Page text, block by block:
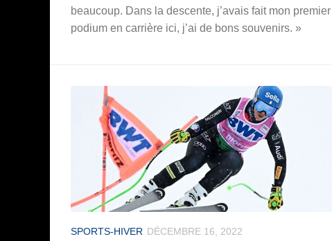
beaucoup. Dans la descente, j’avais fait mon premier
podium en carrière ici, j’ai de bons souvenirs. »
SPORTS-HIVER DÉCEMBRE 16, 2022